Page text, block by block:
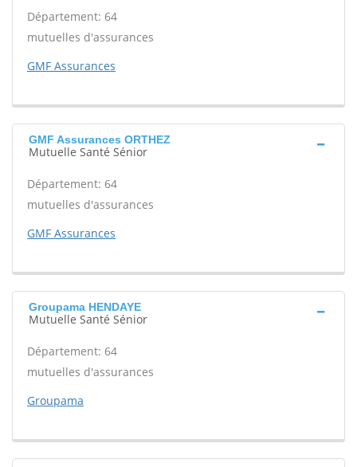
Département: 64
mutuelles d'assurances
GMF Assurances
GMF Assurances ORTHEZ
Mutuelle Santé Sénior
Département: 64
mutuelles d'assurances
GMF Assurances
Groupama HENDAYE
Mutuelle Santé Sénior
Département: 64
mutuelles d'assurances
Groupama